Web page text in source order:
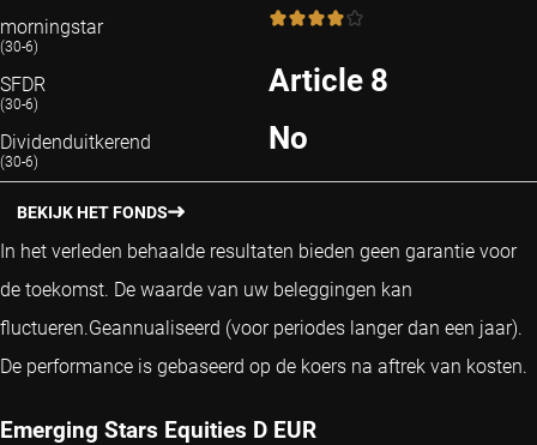
morningstar
(30-6)
4 / 5
SFDR
(30-6)
Article 8
Dividenduitkerend
(30-6)
No
BEKIJK HET FONDS
In het verleden behaalde resultaten bieden geen garantie voor
de toekomst. De waarde van uw beleggingen kan
fluctueren.Geannualiseerd (voor periodes langer dan een jaar).
De performance is gebaseerd op de koers na aftrek van kosten.
Emerging Stars Equities D EUR